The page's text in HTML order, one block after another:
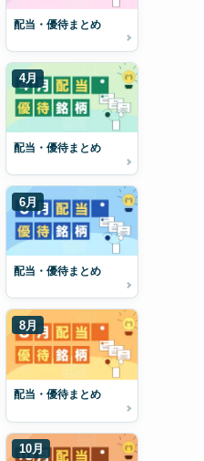
配当・優待まとめ
4月
配当・優待まとめ
6月
配当・優待まとめ
8月
配当・優待まとめ
10月